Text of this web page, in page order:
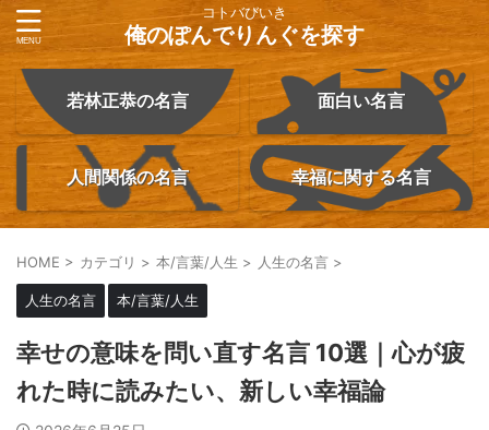
コトバびいき
俺のぽんでりんぐを探す
若林正恭の名言 面白い名言
人間関係の名言 幸福に関する名言
HOME > カテゴリ > 本/言葉/人生 > 人生の名言 >
人生の名言 本/言葉/人生
幸せの意味を問い直す名言 10選｜心が疲
れた時に読みたい、新しい幸福論